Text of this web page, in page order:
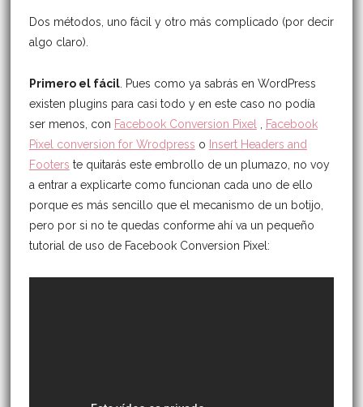
Dos métodos, uno fácil y otro más complicado (por decir
algo claro).
Primero el fácil. Pues como ya sabrás en WordPress
existen plugins para casi todo y en este caso no podía
ser menos, con Facebook Conversion Pixel
Facebook
Pixel conversion for Wrodpress o Insert Headers and
Footers te quitarás este embrollo de un plumazo, no voy
a entrar a explicarte como funcionan cada uno de ello
porque es más sencillo que el mecanismo de un botijo,
pero por si no te quedas conforme ahí va un pequeño
tutorial de uso de Facebook Conversion Pixel: